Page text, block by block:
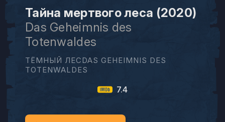
Тайна мертвого леса (2020)
Das Geheimnis des
Totenwaldes
ТЁМНЫЙ ЛЕСDAS GEHEIMNIS DES
TOTENWALDES
7.4